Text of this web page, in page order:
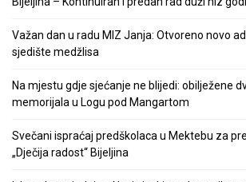
Važan dan u radu MIZ Janja: Otvoreno novo
sjedište medžlisa
Na mjestu gdje sjećanje ne blijedi: obilježene
memorijala u Logu pod Mangartom
Svečani ispraćaj predškolaca u Mektebu za
„Dječija radost“ Bijeljina